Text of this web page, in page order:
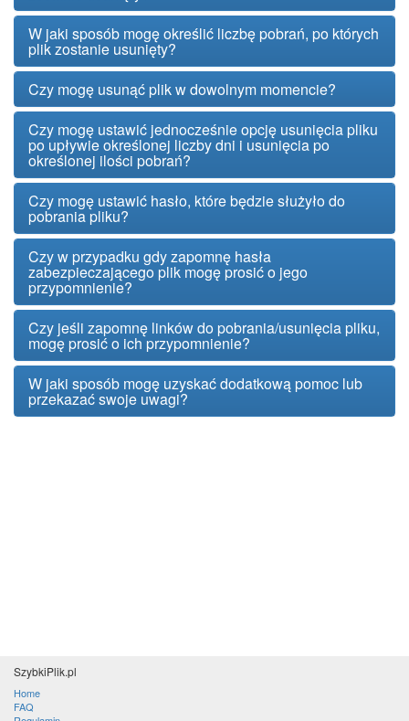
W jaki sposób mogę określić liczbę pobrań, po których
plik zostanie usunięty?
Czy mogę usunąć plik w dowolnym momencie?
Czy mogę ustawić jednocześnie opcję usunięcia pliku
po upływie określonej liczby dni i usunięcia po
określonej ilości pobrań?
Czy mogę ustawić hasło, które będzie służyło do
pobrania pliku?
Czy w przypadku gdy zapomnę hasła
zabezpieczającego plik mogę prosić o jego
przypomnienie?
Czy jeśli zapomnę linków do pobrania/usunięcia pliku,
mogę prosić o ich przypomnienie?
W jaki sposób mogę uzyskać dodatkową pomoc lub
przekazać swoje uwagi?
SzybkiPlik.pl
Home
FAQ